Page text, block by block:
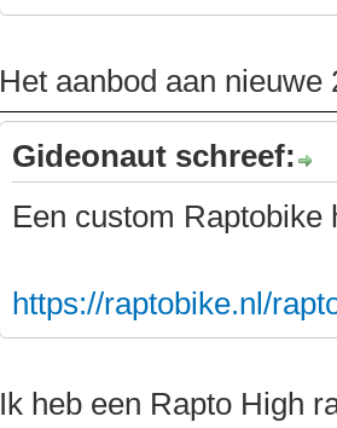
Het aanbod aan
Gideonaut schreef:
Een custom Raptobike
https://raptobike.nl/
Ik heb een Rapto High